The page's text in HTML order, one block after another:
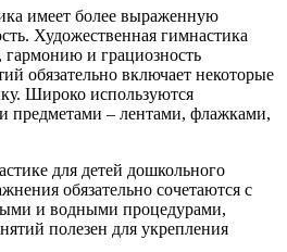
имеет более выраженную
Художественная гимнастика
гармонию и грациозность
обязательно включает некоторые
Широко используются
предметами – лентами, флажками,
для детей дошкольного
обязательно сочетаются с
и водными процедурами,
полезен для укрепления